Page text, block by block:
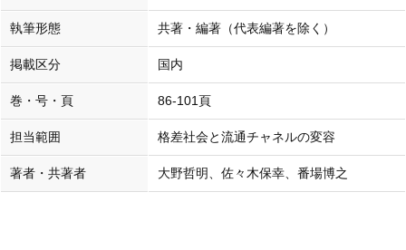
執筆形態 共著・編著（代表編著を除く）
掲載区分 国内
巻・号・頁 86-101頁
担当範囲 格差社会と流通チャネルの変容
著者・共著者 大野哲明、佐々木保幸、番場博之